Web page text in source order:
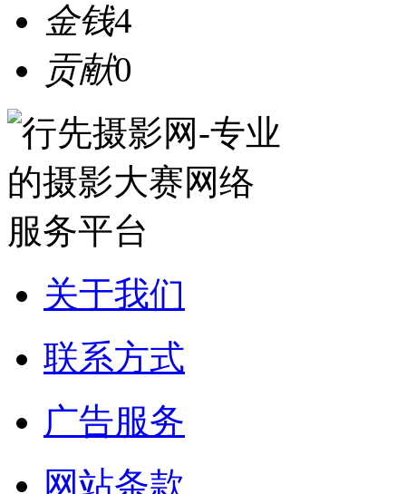
金钱4
贡献0
关于我们
联系方式
广告服务
网站条款